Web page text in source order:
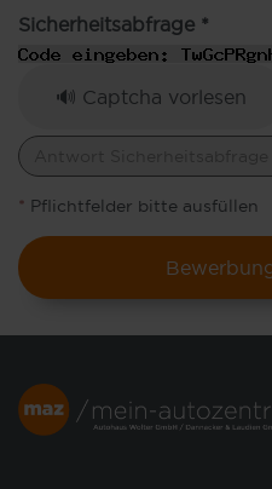
Sicherheitsabfrage *
🔊 Captcha vorlesen
* Pflichtfelder bitte ausfüllen